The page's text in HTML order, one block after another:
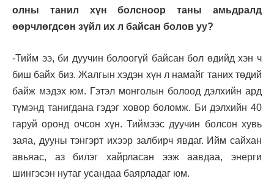
олны танил хүн болсноор таны амьдралд
өөрчлөгдсөн зүйл их л байсан болов уу?
-Тийм ээ, би дуучин болоогүй байсан бол өдийд хэн ч
биш байх биз. Жалгын хэдэн хүн л намайг таних төдий
байж мэдэх юм. Гэтэл монголын болоод дэлхийн ард
түмэнд танигдана гэдэг ховор боломж. Би дэлхийн 40
гаруй оронд очсон хүн. Тиймээс дуучин болсон хувь
заяа, дууны тэнгэрт ихээр залбирч явдаг. Ийм сайхан
авьяас, аз билэг хайрласан ээж аавдаа, энерги
шингэсэн нутаг усандаа баярладаг юм.